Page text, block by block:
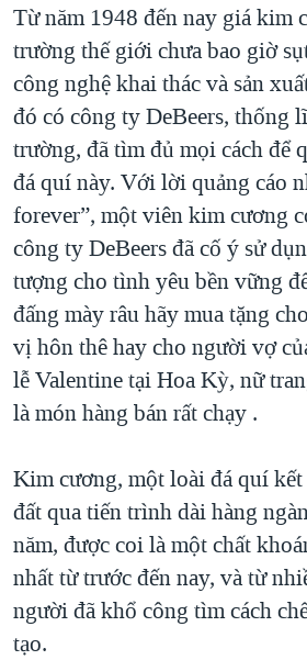
SỨC KHOẺ
VĂN HOÁ
THỂ THAO
GIÁO DỤC
TRỊNH VĨNH BÌNH - NGƯỜI HẠ 'BÊN
GROUND ZERO – XƯA VÀ NAY
CHI PHÍ CHIẾN TRANH
CÁC GIÁ TRỊ CỘNG HÒA Ở VIỆT
THƯỢNG ĐỈNH TRUMP-KIM TẠI
TRỊNH VĨNH BÌNH VS. CHÍNH PHỦ
NGƯ DÂN VIỆT VÀ LÀN SÓNG
BÊN KIA QUỐC LỘ: TIẾNG VỌNG
QUAN HỆ VIỆT MỸ
Ngôn ngữ khác
Từ năm 1948 đến nay giá kim
trường thế giới chưa bao giờ
công nghệ khai thác và sản
đó có công ty DeBeers, thống
trường, đã tìm đủ mọi cách để
đá quí này. Với lời quảng cáo
forever”, một viên kim cương
công ty DeBeers đã cố ý sử
tượng cho tình yêu bền vững
đấng mày râu hãy mua tặng
vị hôn thê hay cho người vợ
lễ Valentine tại Hoa Kỳ, nữ
là món hàng bán rất chạy .
Kim cương, một loài đá quí
đất qua tiến trình dài hàng
năm, được coi là một chất
nhất từ trước đến nay, và từ
người đã khổ công tìm cách
tạo.